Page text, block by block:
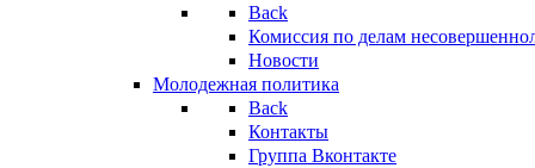
Back
Комиссия по делам
Новости
Молодежная политика
Back
Контакты
Группа Вконтакте